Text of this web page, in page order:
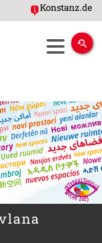
Konstanz.de